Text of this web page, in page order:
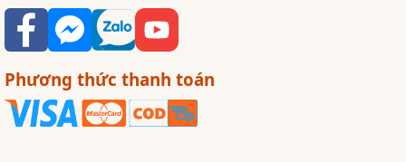
Phương thức thanh toán